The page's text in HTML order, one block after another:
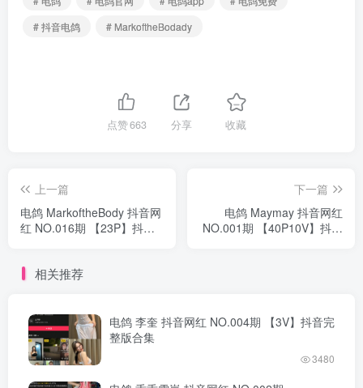
# 抖音电鸽
# MarkoftheBodady
点赞663 分享 收藏
上一篇
电鸽 MarkoftheBody 抖音网
红 NO.016期 【23P】抖音
下一篇
电鸽 Maymay 抖音网红
NO.001期 【40P10V】抖音
相关推荐
电鸽 李奎 抖音网红 NO.004期 【3V】抖音完
整版合集
3480